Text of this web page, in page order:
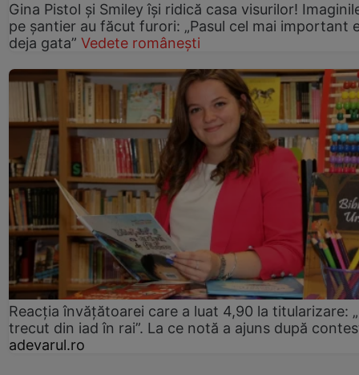
Gina Pistol și Smiley își ridică casa visurilor!
pe șantier au făcut furori: „Pasul cel mai important
deja gata” Vedete românești
Reacția învățătoarei care a luat 4,90 la titularizare:
trecut din iad în rai”. La ce notă a ajuns după
adevarul.ro